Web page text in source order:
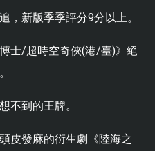
，新版季季評分9分以上。
士/超時空奇俠(港/臺)》絕
不到的王牌。
皮發麻的衍生劇《陸海之